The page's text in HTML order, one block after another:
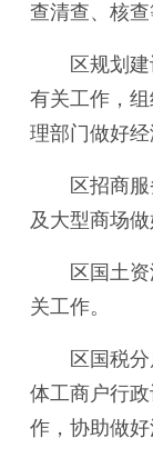
查清查、核查
区规划
有关工作，
理部门做好经
区招商
及大型商场
区国土
关工作。
区国税
体工商户行
作，协助做好